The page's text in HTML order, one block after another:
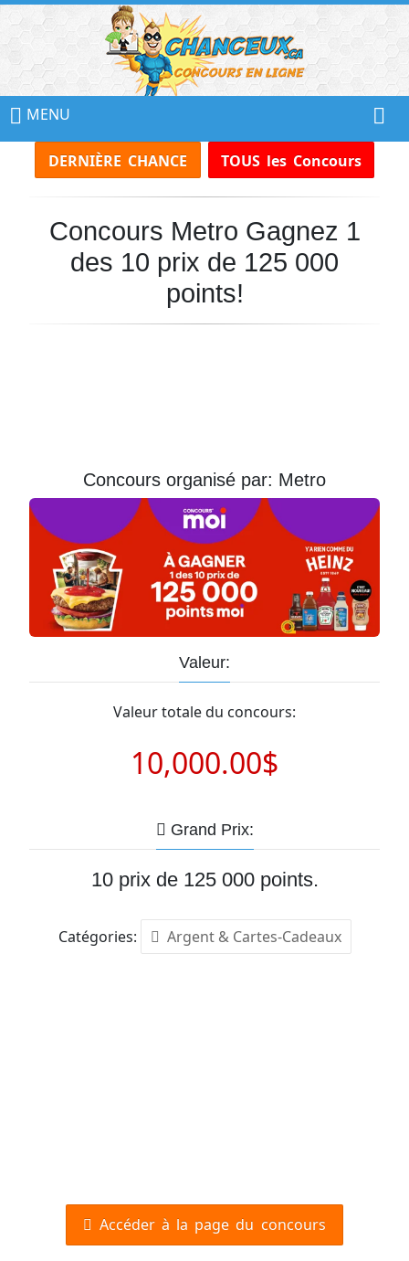
MENU
DERNIÈRE CHANCE TOUS les Concours
Concours Metro Gagnez 1
des 10 prix de 125 000
points!
Concours organisé par: Metro
Valeur:
Valeur totale du concours:
10,000.00$
Grand Prix:
10 prix de 125 000 points.
Catégories: Argent & Cartes-Cadeaux
Accéder à la page du concours
📢
Ne
Manquez
Aucun
Concours!
Inscrivez-
Prénom
Courriel
JE
M'INSCRIS!